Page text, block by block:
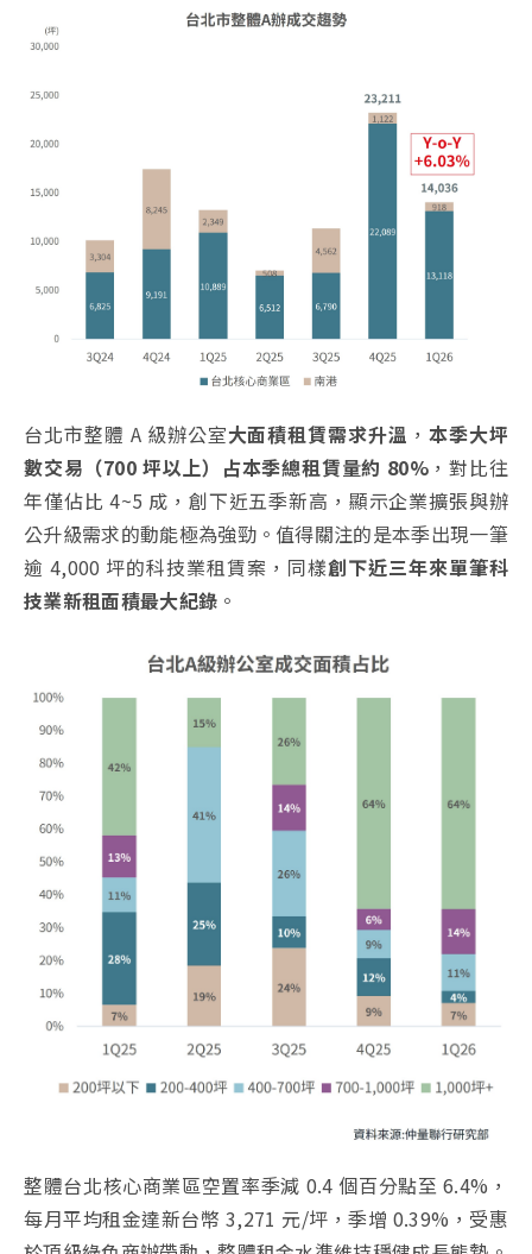
台北市整體 A 級辦公室大面積租賃需求升溫 ， 本季大坪
數交易（700 坪以上）占本季總租賃量約 80%，對比往
年僅佔比 4~5 成，創下近五季新高，顯示企業擴張與辦
公升級需求的動能極為強勁。值得關注的是本季出現一筆
逾 4,000 坪的科技業租賃案，同樣創下近三年來單筆科
技業新租面積最大紀錄 。
整體台北核心商業區空置率季減 0.4 個百分點至 6.4%，
每月平均租金達新台幣 3,271 元/坪，季增 0.39%，受惠